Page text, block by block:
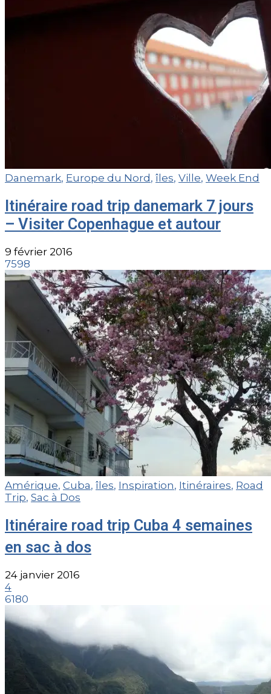
Danemark, Europe du Nord, îles, Ville, Week End
Itinéraire road trip danemark 7 jours
– Visiter Copenhague et autour
9 février 2016
7598
Amérique, Cuba, îles, Inspiration, Itinéraires, Road
Trip, Sac à Dos
Itinéraire road trip Cuba 4 semaines
en sac à dos
24 janvier 2016
4
6180